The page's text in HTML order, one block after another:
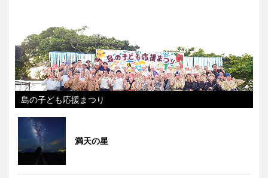
島の子ども応援まつり
満天の星